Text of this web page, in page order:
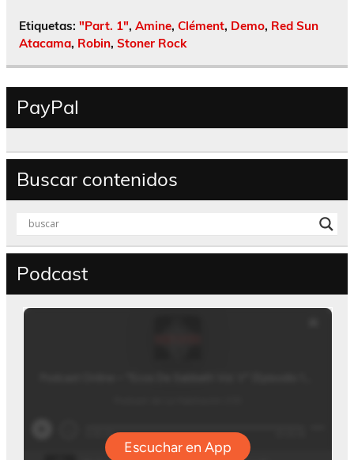
Etiquetas: "Part. 1", Amine, Clément, Demo, Red Sun
Atacama, Robin, Stoner Rock
PayPal
Buscar contenidos
Podcast